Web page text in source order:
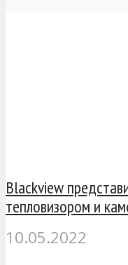
Blackview
тепловизором и
10.05.2022